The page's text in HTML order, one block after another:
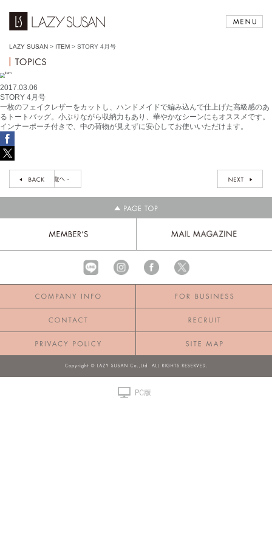
LAZY SUSAN > ITEM > STORY 4月号
2017.03.06
STORY 4月号
一枚のフェイクレザーをカットし、ハンドメイドで編み込んで仕上げた高級感のあ
るトートバッグ。小ぶりながら収納力もあり、華やかなシーンにもオススメです。
インナーポーチ付きで、中の荷物が見えずに安心してお使いいただけます。